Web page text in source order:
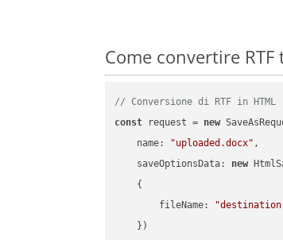
Come convertire RTF
// Conversione di RTF in HTML
const request = new
name: "uploaded.docx" ,
saveOptionsData: new
    {
fileName:
    })